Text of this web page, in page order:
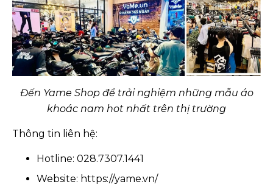
Đến Yame Shop để trải nghiệm những mẫu áo
khoác nam hot nhất trên thị trường
Thông tin liên hệ:
Hotline: 028.7307.1441
Website: https://yame.vn/